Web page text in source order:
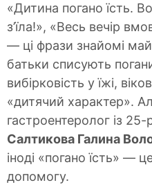
«Дитина погано їсть.
з’їла!», «Весь вечір
— ці фрази знайомі
батьки списують
вибірковість у їжі,
«дитячий характер».
гастроентеролог із
Салтикова Галина
іноді «погано їсть» —
допомогу.